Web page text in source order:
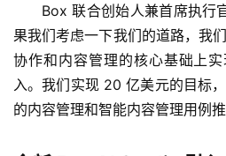
Box 联合创始人兼首席执行
果我们考虑一下我们的道路，我
协作和内容管理的核心基础上
入。我们实现 20 亿美元的目标
的内容管理和智能内容管理用例